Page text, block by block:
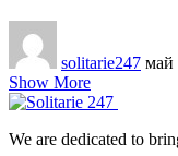
solitarie247 май
Show More
We are dedicated to